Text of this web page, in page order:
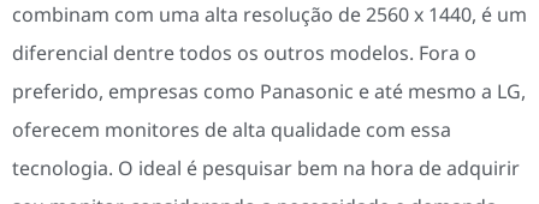
combinam com uma alta resolução de 2560 x 1440, é um
diferencial dentre todos os outros modelos. Fora o
preferido, empresas como Panasonic e até mesmo a LG,
oferecem monitores de alta qualidade com essa
tecnologia. O ideal é pesquisar bem na hora de adquirir